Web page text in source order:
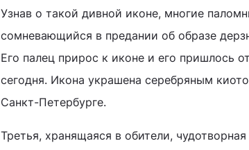
Узнав о такой дивной иконе, многие
сомневающийся в предании об образе
Его палец прирос к иконе и его пришлось
сегодня. Икона украшена серебряным
Санкт-Петербурге.
Третья, хранящаяся в обители,